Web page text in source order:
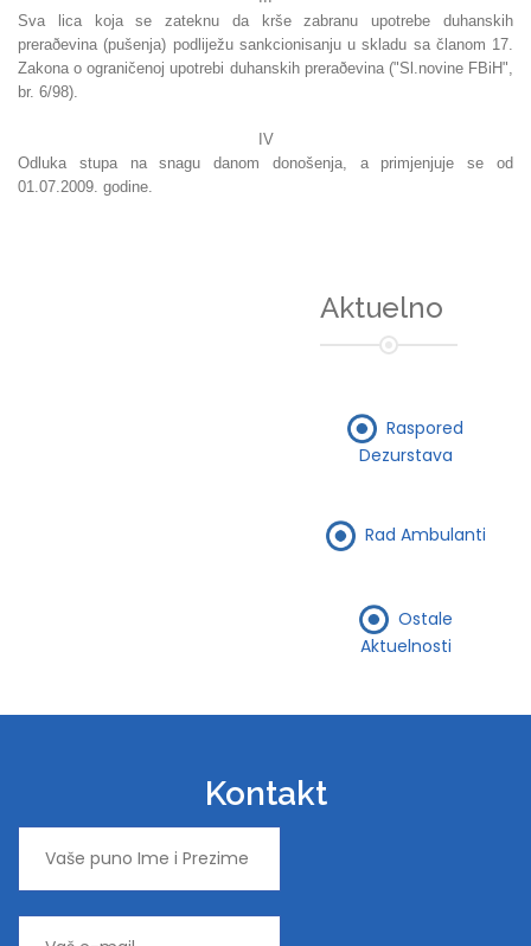
Sva lica koja se zateknu da krše zabranu upotrebe duhanskih
preraðevina (pušenja) podliježu sankcionisanju u skladu sa članom 17.
Zakona o ograničenoj upotrebi duhanskih preraðevina ("Sl.novine FBiH",
br. 6/98).
IV
Odluka stupa na snagu danom donošenja, a primjenjuje se od
01.07.2009. godine.
Aktuelno
Raspored
Dezurstava
Rad Ambulanti
Ostale
Aktuelnosti
Kontakt